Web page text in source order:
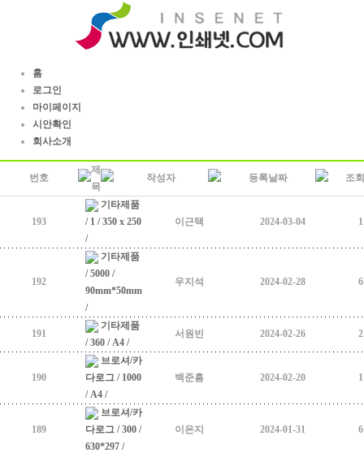
홈
로그인
마이페이지
시안확인
회사소개
번호
제
목
작성자 등록날짜 조
193
기타제품
/ 1 / 350 x 250
/
이근택 2024-03-04 1
192
기타제품
/ 5000 /
90mm*50mm
/
우지석 2024-02-28 6
191
기타제품
/ 360 / A4 /
서원빈 2024-02-26 2
190
브로셔/카
다로그 / 1000
/ A4 /
백준흠 2024-02-20 1
189
브로셔/카
다로그 / 300 /
630*297 /
이은지 2024-01-31 6